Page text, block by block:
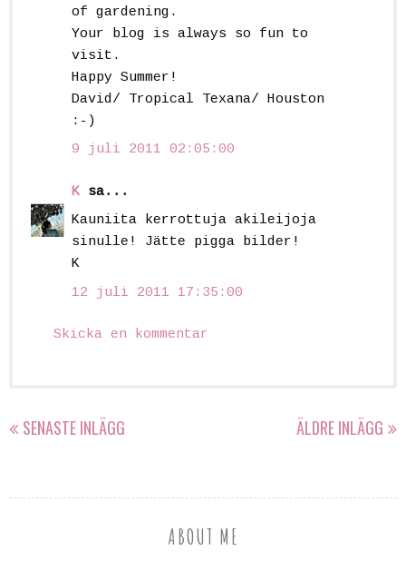
of gardening.
Your blog is always so fun to
visit.
Happy Summer!
David/ Tropical Texana/ Houston
:-)
9 juli 2011 02:05:00
K sa...
Kauniita kerrottuja akileijoja
sinulle! Jätte pigga bilder!
K
12 juli 2011 17:35:00
Skicka en kommentar
SENASTE INLÄGG ÄLDRE INLÄGG
ABOUT ME